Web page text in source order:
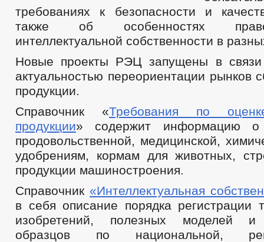
требованиях к безопасности и
также об особенностях
интеллектуальной собственности в
Новые проекты РЭЦ запущены в
актуальностью переориентации рынков
продукции.
Справочник «Требования по
продукции» содержит информацию о
продовольственной, медицинской,
удобрениям, кормам для животных,
продукции машиностроения.
Справочник «Интеллектуальная
в себя описание порядка регистрации
изобретений, полезных моделей и
образцов по национальной,